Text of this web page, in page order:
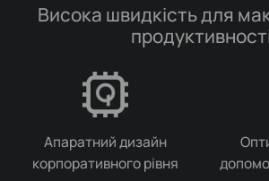
Висока швидкість для
Апаратний дизайн
корпоративного рівня